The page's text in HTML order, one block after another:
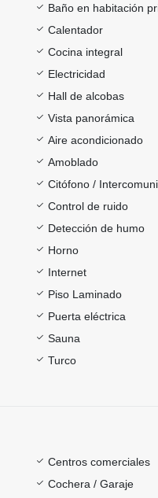
Baño en habitación
Calentador
Cocina integral
Electricidad
Hall de alcobas
Vista panorámica
Aire acondicionado
Amoblado
Citófono /
Control de ruido
Detección de humo
Horno
Internet
Piso Laminado
Puerta eléctrica
Sauna
Turco
Centros comerciales
Cochera / Garaje